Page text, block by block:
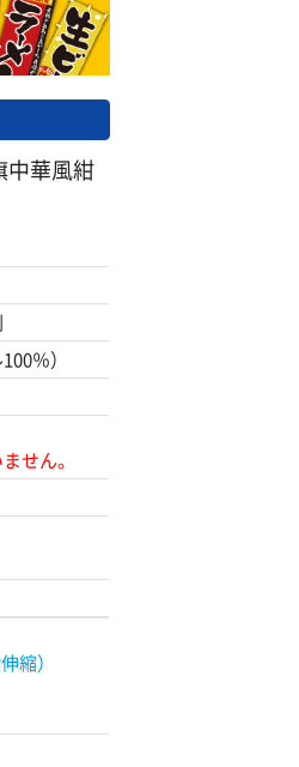
中華風紺
％）
せん。
縮）